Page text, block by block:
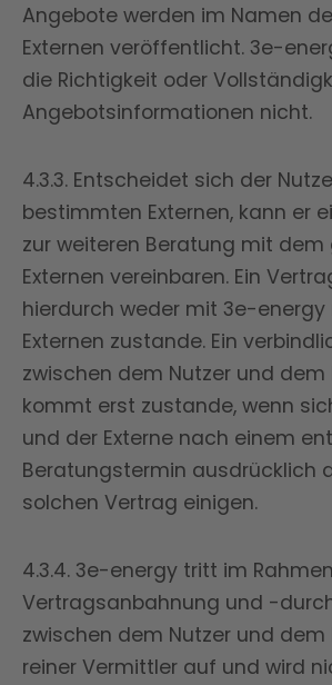
Angebote werden im Namen
Externen veröffentlicht. 3e-
die Richtigkeit oder
Angebotsinformationen nicht.
4.3.3. Entscheidet sich der
bestimmten Externen, kann er
zur weiteren Beratung mit
Externen vereinbaren. Ein
hierdurch weder mit 3e-
Externen zustande. Ein
zwischen dem Nutzer und dem
kommt erst zustande, wenn
und der Externe nach einem
Beratungstermin ausdrücklich
solchen Vertrag einigen.
4.3.4. 3e-energy tritt im
Vertragsanbahnung und -
zwischen dem Nutzer und dem
reiner Vermittler auf und wird